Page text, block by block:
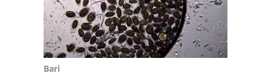
Bari